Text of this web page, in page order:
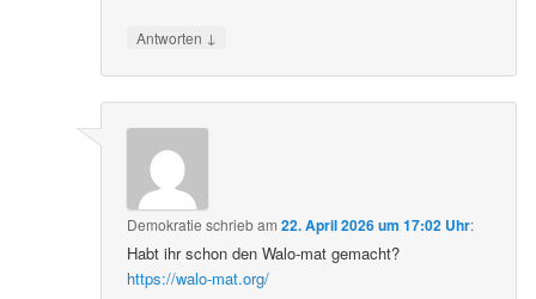
Antworten ↓
Demokratie schriebam22. April 2026 um 17:02 Uhr:
Habt ihr schon den Walo-mat gemacht?
https://walo-mat.org/